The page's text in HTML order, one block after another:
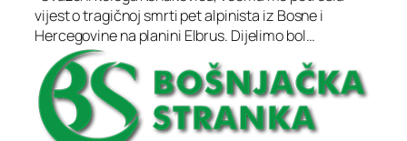
vijest o tragičnoj smrti pet alpinista iz Bosne i
Hercegovine na planini Elbrus. Dijelimo bol…